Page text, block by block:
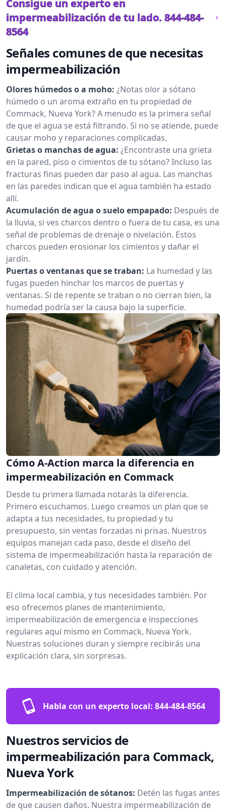
Consigue un experto en
impermeabilización de tu lado. 844-484-
8564
Señales comunes de que necesitas
impermeabilización
Olores húmedos o a moho: ¿Notas olor a sótano
húmedo o un aroma extraño en tu propiedad de
Commack, Nueva York? A menudo es la primera señal
de que el agua se está filtrando. Si no se atiende, puede
causar moho y reparaciones complicadas.
Grietas o manchas de agua: ¿Encontraste una grieta
en la pared, piso o cimientos de tu sótano? Incluso las
fracturas finas pueden dar paso al agua. Las manchas
en las paredes indican que el agua también ha estado
allí.
Acumulación de agua o suelo empapado: Después de
la lluvia, si ves charcos dentro o fuera de tu casa, es una
señal de problemas de drenaje o nivelación. Estos
charcos pueden erosionar los cimientos y dañar el
jardín.
Puertas o ventanas que se traban: La humedad y las
fugas pueden hinchar los marcos de puertas y
ventanas. Si de repente se traban o no cierran bien, la
humedad podría ser la causa bajo la superficie.
Cómo A-Action marca la diferencia en
impermeabilización en Commack
Desde tu primera llamada notarás la diferencia.
Primero escuchamos. Luego creamos un plan que se
adapta a tus necesidades, tu propiedad y tu
presupuesto, sin ventas forzadas ni prisas. Nuestros
equipos manejan cada paso, desde el diseño del
sistema de impermeabilización hasta la reparación de
canaletas, con cuidado y atención.
El clima local cambia, y tus necesidades también. Por
eso ofrecemos planes de mantenimiento,
impermeabilización de emergencia e inspecciones
regulares aquí mismo en Commack, Nueva York.
Nuestras soluciones duran y siempre recibirás una
explicación clara, sin sorpresas.
Habla con un experto local: 844-484-8564
Nuestros servicios de
impermeabilización para Commack,
Nueva York
Impermeabilización de sótanos: Detén las fugas antes
de que causen daños. Nuestra impermeabilización de